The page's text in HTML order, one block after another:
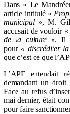
Dans « Le
article intitulé «
municipal », M.
accusait de vouloir «
de la culture ». Il
pour« discréditer la
que c’est ce que
L’APE entendait
demandant un
Face au refus
mai dernier, était
pour faire